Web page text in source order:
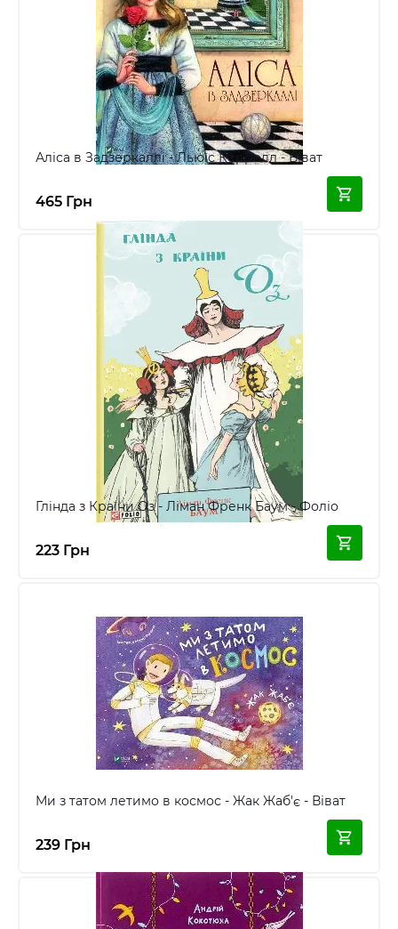
Аліса в Задзеркаллі - Льюїс Керролл - Віват
465 Грн
Глінда з Країни Оз - Ліман Френк Баум - Фоліо
223 Грн
Ми з татом летимо в космос - Жак Жаб'є - Віват
239 Грн